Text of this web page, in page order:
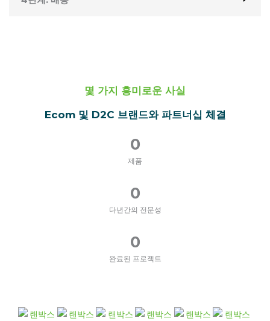
몇 가지 흥미로운 사실
Ecom 및 D2C 브랜드와 파트너십 체결
제품
0
다년간의 전문성
0
완료된 프로젝트
0